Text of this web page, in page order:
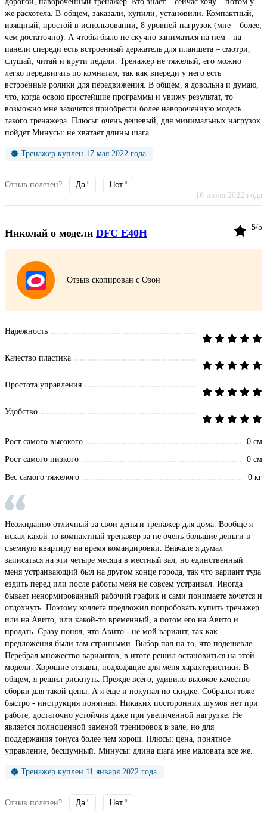
Тренажер куплен 17 мая 2022 года
же расхотела. В-общем, заказали, купили, установили. Компактный,
изящный, простой в использовании, 8 уровней нагрузок (мне – более,
чем достаточно). А чтобы было не скучно заниматься на нем - на
панели спереди есть встроенный держатель для планшета – смотри,
слушай, читай и крути педали. Тренажер не тяжелый, его можно
легко передвигать по комнатам, так как впереди у него есть
встроенные ролики для передвижения. В общем, я довольна и думаю,
что, когда освою простейшие программы и увижу результат, то
возможно мне захочется приобрести более навороченную модель
такого тренажера. Плюсы: очень дешевый, для минимальных нагрузок
пойдет Минусы: не хватает длины шага
Отзыв полезен? Да 0 Нет 0
Николай о модели DFC E40H
Тренажер куплен 11 января 2022 года
16 июня 2022 года
5/5
Надежность
Качество пластика
Простота управления
Удобство
Рост самого высокого
0 см
Рост самого низкого
0 см
Вес самого тяжелого
0 кг
Отзыв скопирован с Озон
Неожиданно отличный за свои деньги тренажер для дома. Вообще я
искал какой-то компактный тренажер за не очень большие деньги в
съемную квартиру на время командировки. Вначале я думал
записаться на эти четыре месяца в местный зал, но единственный
меня устраивающий был на другом конце города, так что вариант туда
ездить перед или после работы меня не совсем устраивал. Иногда
бывает ненормированный рабочий график и сами понимаете хочется и
отдохнуть. Поэтому коллега предложил попробовать купить тренажер
или на Авито, или какой-то временный, а потом его на Авито и
продать. Сразу понял, что Авито - не мой вариант, так как
предложения были там странными. Выбор пал на то, что подешевле.
Перебрал множество вариантов, в итоге решил остановиться на этой
модели. Хорошие отзывы, подходящие для меня характеристики. В
общем, я решил рискнуть. Прежде всего, удивило высокое качество
сборки для такой цены. А я еще и покупал по скидке. Собрался тоже
быстро - инструкция понятная. Никаких посторонних шумов нет при
работе, достаточно устойчив даже при увеличенной нагрузке. Не
является полноценной заменой тренировок в зале, но для
поддержания тонуса более чем хорош. Плюсы: цена, понятное
управление, бесшумный. Минусы: длина шага мне маловата все же.
Отзыв полезен? Да 0 Нет 0